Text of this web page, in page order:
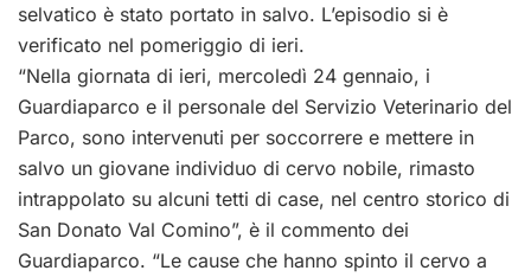
selvatico è stato portato in salvo. L’episodio si è
verificato nel pomeriggio di ieri.
“Nella giornata di ieri, mercoledì 24 gennaio, i
Guardiaparco e il personale del Servizio Veterinario del
Parco, sono intervenuti per soccorrere e mettere in
salvo un giovane individuo di cervo nobile, rimasto
intrappolato su alcuni tetti di case, nel centro storico di
San Donato Val Comino”, è il commento dei
Guardiaparco. “Le cause che hanno spinto il cervo a